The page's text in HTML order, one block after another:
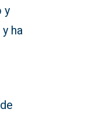
y
ha